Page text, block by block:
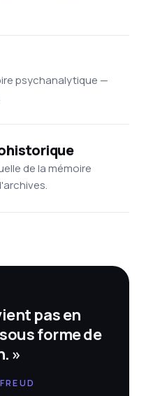
psychanalytique —
de la mémoire
pas en
forme de
»